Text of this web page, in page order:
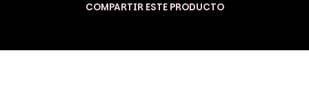
COMPARTIR ESTE PRODUCTO